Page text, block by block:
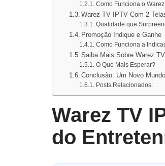
Como Funciona o
Warez TV IPTV Com 2
Qualidade que
Promoção Indique e Ganhe
Como Funciona a
Saiba Mais Sobre Warez
O Que Mais Esperar?
Conclusão: Um Novo
Posts Relacionados:
Warez TV
do